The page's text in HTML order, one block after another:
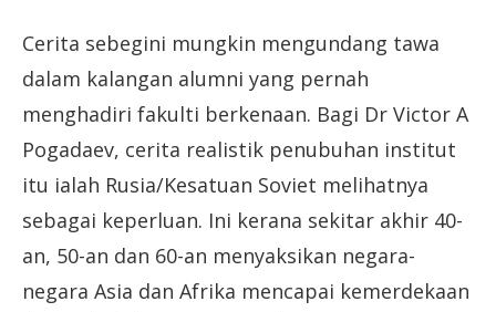
Cerita sebegini mungkin mengundang tawa
dalam kalangan alumni yang pernah
menghadiri fakulti berkenaan. Bagi Dr Victor A
Pogadaev, cerita realistik penubuhan institut
itu ialah Rusia/Kesatuan Soviet melihatnya
sebagai keperluan. Ini kerana sekitar akhir 40-
an, 50-an dan 60-an menyaksikan negara-
negara Asia dan Afrika mencapai kemerdekaan